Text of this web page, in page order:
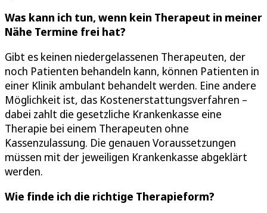
Was kann ich tun, wenn kein Therapeut in meiner
Nähe Termine frei hat?
Gibt es keinen niedergelassenen Therapeuten, der
noch Patienten behandeln kann, können Patienten in
einer Klinik ambulant behandelt werden. Eine andere
Möglichkeit ist, das Kostenerstattungsverfahren –
dabei zahlt die gesetzliche Krankenkasse eine
Therapie bei einem Therapeuten ohne
Kassenzulassung. Die genauen Voraussetzungen
müssen mit der jeweiligen Krankenkasse abgeklärt
werden.
Wie finde ich die richtige Therapieform?